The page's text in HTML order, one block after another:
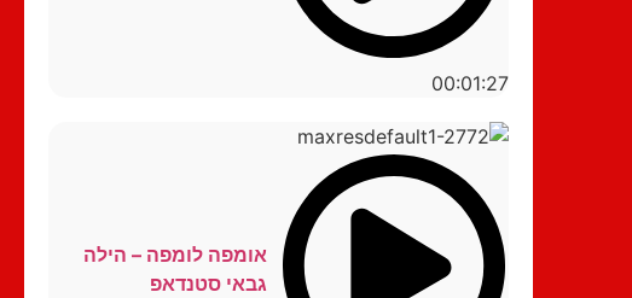
00:01:27
אומפה לומפה – הילה
גבאי סטנדאפ